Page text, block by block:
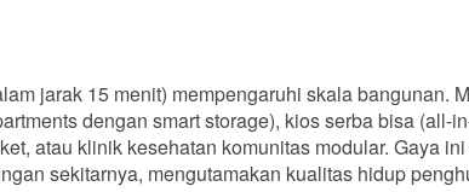
jarak 15 menit) mempengaruhi skala bangunan.
dengan smart storage), kios serba bisa (all-
atau klinik kesehatan komunitas modular. Gaya
sekitarnya, mengutamakan kualitas hidup